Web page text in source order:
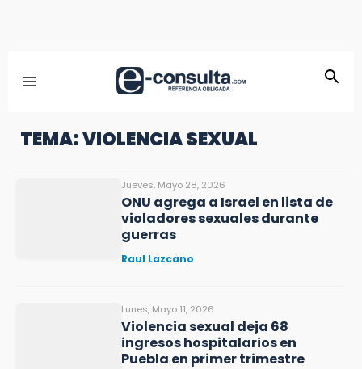
TEMA: VIOLENCIA SEXUAL
Jueves, Mayo 28, 2026
ONU agrega a Israel en lista de
violadores sexuales durante
guerras
Raul Lazcano
Lunes, Mayo 11, 2026
Violencia sexual deja 68
ingresos hospitalarios en
Puebla en primer trimestre